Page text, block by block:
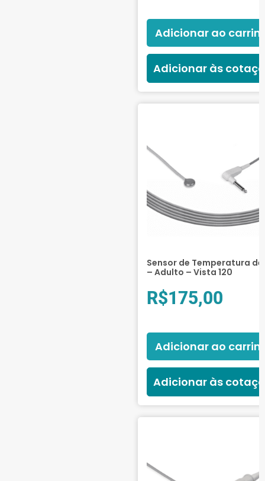
Adicionar ao
Adicionar às
Sensor de Temperatura de
– Adulto – Vista 120
R$175,00
Adicionar ao
Adicionar às